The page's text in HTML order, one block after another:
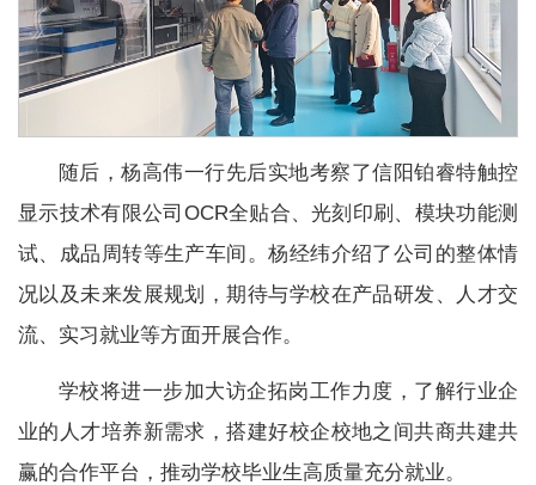
随后，杨高伟一行先后实地考察了信阳铂睿特触控
显示技术有限公司OCR全贴合、光刻印刷、模块功能测
试、成品周转等生产车间。杨经纬介绍了公司的整体情
况以及未来发展规划，期待与学校在产品研发、人才交
流、实习就业等方面开展合作。
学校将进一步加大访企拓岗工作力度，了解行业企
业的人才培养新需求，搭建好校企校地之间共商共建共
赢的合作平台，推动学校毕业生高质量充分就业。